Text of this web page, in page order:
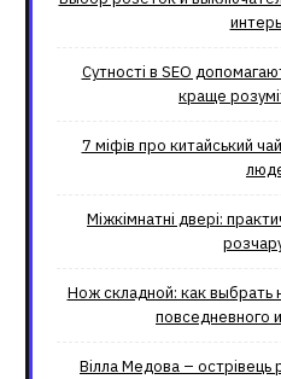
Сутності в SEO
краще
7 міфів про китайський
Міжкімнатні двері:
Нож складной: как выбрать
повседневного
Вілла Медова –